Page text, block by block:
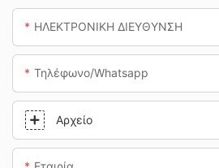
ΗΛΕΚΤΡΟΝΙΚΗ ΔΙΕΥΘΥΝΣΗ
Τηλέφωνο/whatsapp
Αρχείο